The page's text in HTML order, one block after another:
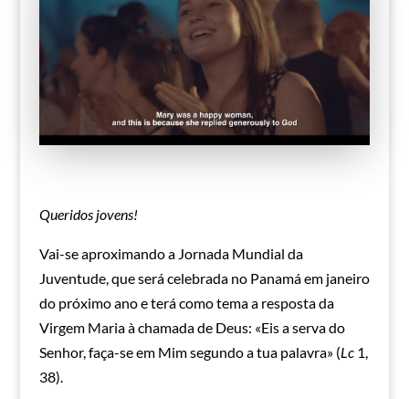
Queridos jovens!
Vai-se aproximando a Jornada Mundial da
Juventude, que será celebrada no Panamá em janeiro
do próximo ano e terá como tema a resposta da
Virgem Maria à chamada de Deus: «Eis a serva do
Senhor, faça-se em Mim segundo a tua palavra» (Lc1,
38).